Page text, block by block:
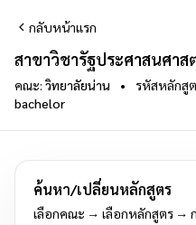
กลับหน้าแรก
สาขาวิชารัฐประศาสนศาส
คณะ: วิทยาลัยน่าน • รหัสหลักสู
bachelor
ค้นหา/เปลี่ยนหลักสูตร
เลือกคณะ → เลือกหลักสูตร →